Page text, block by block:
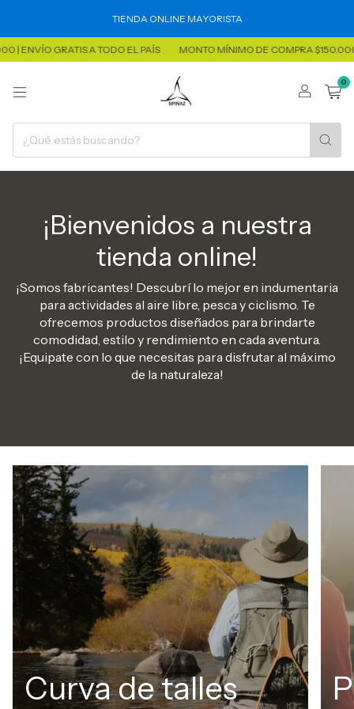
TIENDA ONLINE MAYORISTA
GRATIS A TODO EL PAÍS MONTO MÍNIMO DE COMPRA $150.000 | ENVÍO
0
¡Bienvenidos a nuestra
tienda online!
¡Somos fabricantes! Descubrí lo mejor en indumentaria
para actividades al aire libre, pesca y ciclismo. Te
ofrecemos productos diseñados para brindarte
comodidad, estilo y rendimiento en cada aventura.
¡Equipate con lo que necesitas para disfrutar al máximo
de la naturaleza!
Curva de talles